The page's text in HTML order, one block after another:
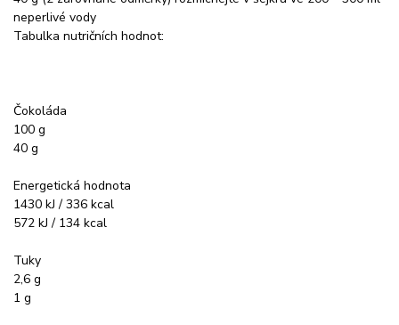
neperlivé vody
Tabulka nutričních hodnot:
Čokoláda
100 g
40 g
Energetická hodnota
1430 kJ / 336 kcal
572 kJ / 134 kcal
Tuky
2,6 g
1 g